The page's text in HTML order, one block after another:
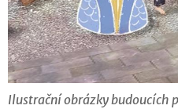
Ilustrační obrázky budoucích